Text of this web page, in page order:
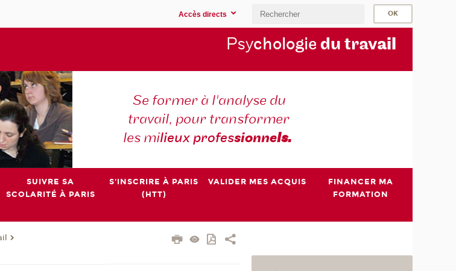
Accès directs
Psychologie du travail
Se former à l'analyse du
travail, pour transformer
les milieux professionnels.
SUIVRE SA
SCOLARITÉ À PARIS
S'INSCRIRE À PARIS
(HTT)
VALIDER MES ACQUIS
FINANCER MA
FORMATION